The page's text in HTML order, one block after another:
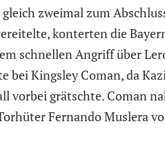
zweimal zum
konterten die
schnellen Angriff über
bei Kingsley Coman, da
vorbei grätschte. Coman
Fernando Muslera